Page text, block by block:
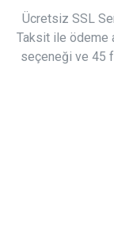
Ücretsiz SSL
Taksit ile ödeme
seçeneği ve 45